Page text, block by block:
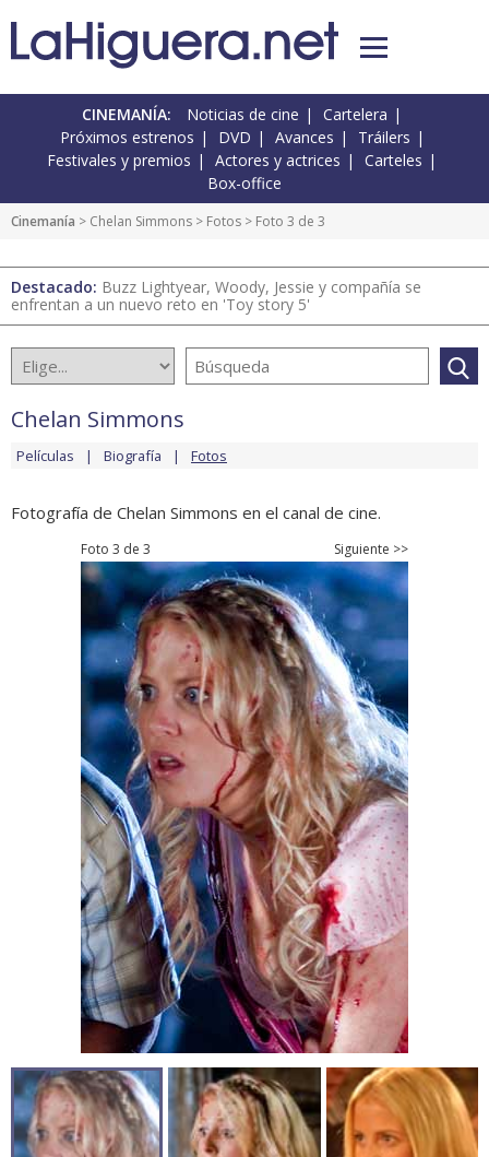
CINEMANÍA: Noticias de cine
Cartelera
Próximos estrenos
DVD Avances
Tráilers
Festivales y premios
Actores y actrices
Carteles
Box-office
Cinemanía > Chelan Simmons > Fotos > Foto 3 de 3
Destacado: Buzz Lightyear, Woody, Jessie y compañía se
enfrentan a un nuevo reto en 'Toy story 5'
Chelan Simmons
Películas Biografía Fotos
Fotografía de Chelan Simmons en el canal de cine.
Foto 3 de 3 Siguiente >>